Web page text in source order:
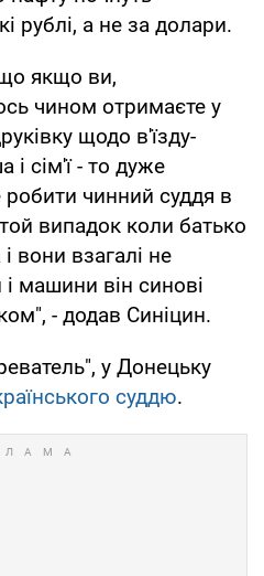
рублі, а не за долари.
якщо ви,
чином отримаєте у
щодо в'їзду-
і сім'ї - то дуже
чинний суддя в
випадок коли батько
вони взагалі не
машини він синові
- додав Синіцин.
у Донецьку
суддю.